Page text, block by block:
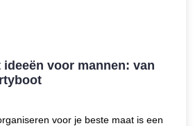
voor mannen: van
voor je beste maat is een